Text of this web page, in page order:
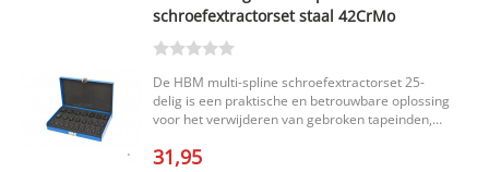
schroefextractorset staal 42CrMo
De HBM multi-spline schroefextractorset 25-
delig is een praktische en betrouwbare oplossing
voor het verwijderen van gebroken tapeinden,
innovatieve spiraalprofiel grijpt de extractor
31,95